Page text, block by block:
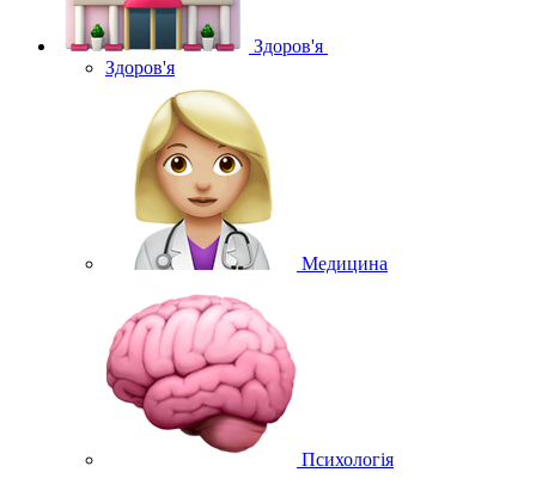
Здоров'я
Здоров'я
Медицина
Психологія